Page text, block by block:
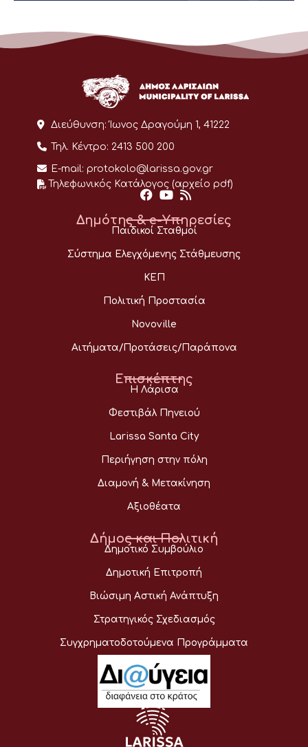
Διεύθυνση: Ίωνος Δραγούμη 1, 41222
Τηλ. Κέντρο: 2413 500 200
E-mail: protokolo@larissa.gov.gr
Τηλεφωνικός Κατάλογος (αρχείο pdf)
Δημότης & e-Υπηρεσίες
Παιδικοί Σταθμοί
Σύστημα Ελεγχόμενης Στάθμευσης
ΚΕΠ
Πολιτική Προστασία
Novoville
Αιτήματα/Προτάσεις/Παράπονα
Επισκέπτης
Η Λάρισα
Φεστιβάλ Πηνειού
Larissa Santa City
Περιήγηση στην πόλη
Διαμονή & Μετακίνηση
Αξιοθέατα
Δήμος και Πολιτική
Δημοτικό Συμβούλιο
Δημοτική Επιτροπή
Βιώσιμη Αστική Ανάπτυξη
Στρατηγικός Σχεδιασμός
Συγχρηματοδοτούμενα Προγράμματα